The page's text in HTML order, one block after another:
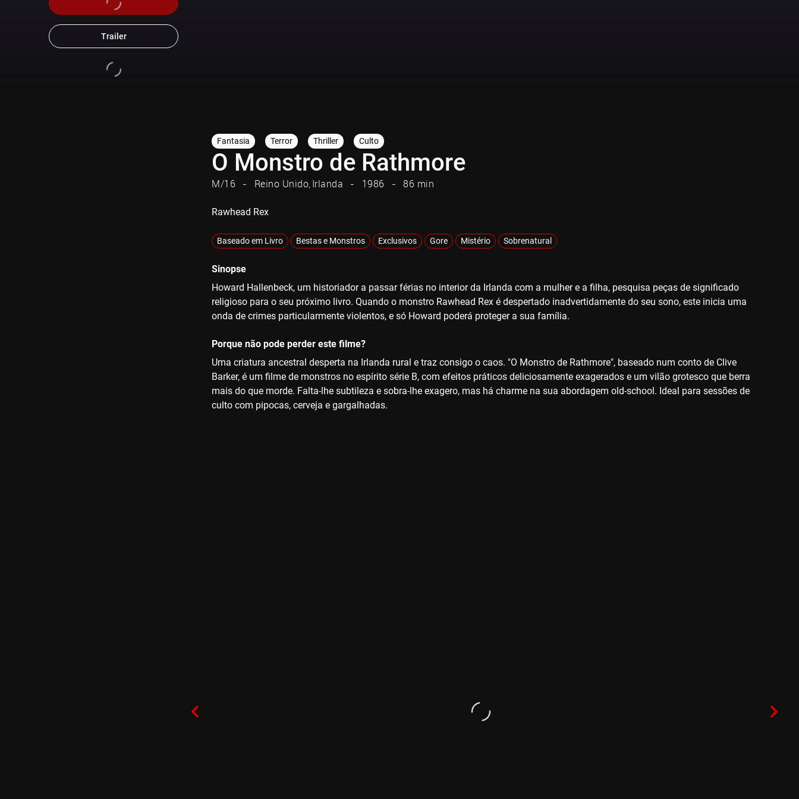
Trailer
Fantasia Terror Thriller Culto
O Monstro de Rathmore
M/16 Reino Unido Irlanda 1986 86 min
Rawhead Rex
Baseado em Livro Bestas e Monstros Exclusivos Gore Mistério Sobrenatural
Sinopse
Howard Hallenbeck, um historiador a passar férias no interior da Irlanda com a mulher e a filha, pesquisa peças de significado
religioso para o seu próximo livro. Quando o monstro Rawhead Rex é despertado inadvertidamente do seu sono, este inicia uma
onda de crimes particularmente violentos, e só Howard poderá proteger a sua família.
Porque não pode perder este filme?
Uma criatura ancestral desperta na Irlanda rural e traz consigo o caos. "O Monstro de Rathmore", baseado num conto de Clive
Barker, é um filme de monstros no espírito série B, com efeitos práticos deliciosamente exagerados e um vilão grotesco que berra
mais do que morde. Falta-lhe subtileza e sobra-lhe exagero, mas há charme na sua abordagem old-school. Ideal para sessões de
culto com pipocas, cerveja e gargalhadas.